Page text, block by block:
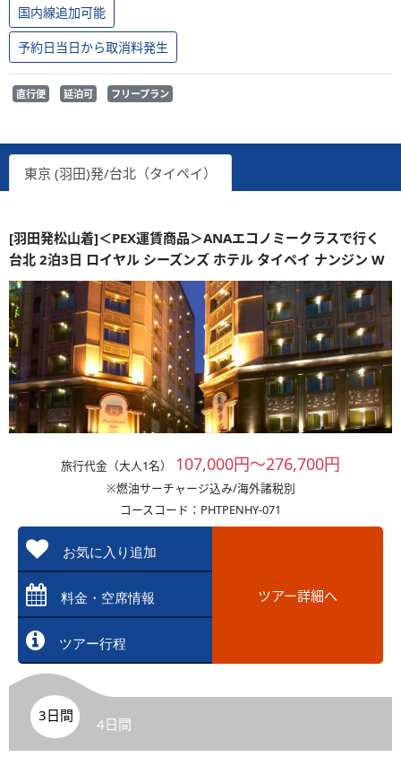
国内線追加可能
予約日当日から取消料発生
直行便 延泊可 フリープラン
東京 (羽田)発/台北（タイペイ）
[羽田発松山着]＜PEX運賃商品＞ANAエコノミークラスで行く
台北 2泊3日 ロイヤル シーズンズ ホテル タイペイ ナンジン W
旅行代金（大人1名） 107,000円～276,700円
※燃油サーチャージ込み/海外諸税別
コースコード：PHTPENHY-071
お気に入り追加
料金・空席情報
ツアー行程
ツアー詳細へ
3日間 4日間